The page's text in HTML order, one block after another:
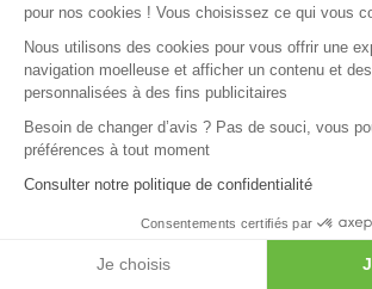
317€30
pour nos cookies ! Vous choisissez ce qui vous
Nous utilisons des cookies pour vous offrir une
navigation moelleuse et afficher un contenu et
personnalisées à des fins publicitaires
Besoin de changer d’avis ? Pas de souci, vous
préférences à tout moment
Consulter notre politique de confidentialité
Consentements certifiés par
Je choisis